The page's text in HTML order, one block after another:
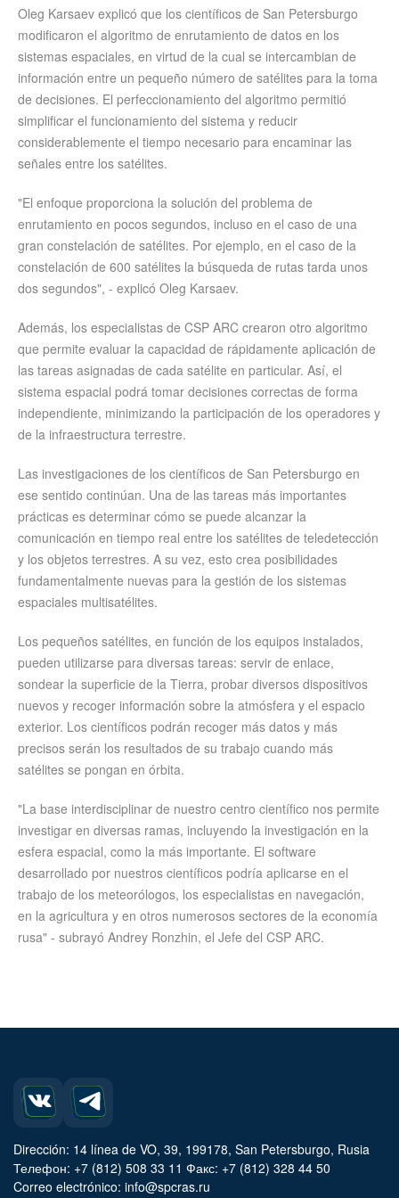
Oleg Karsaev explicó que los científicos de San Petersburgo
modificaron el algoritmo de enrutamiento de datos en los
sistemas espaciales, en virtud de la cual se intercambian de
información entre un pequeño número de satélites para la toma
de decisiones. El perfeccionamiento del algoritmo permitió
simplificar el funcionamiento del sistema y reducir
considerablemente el tiempo necesario para encaminar las
señales entre los satélites.
"El enfoque proporciona la solución del problema de
enrutamiento en pocos segundos, incluso en el caso de una
gran constelación de satélites. Por ejemplo, en el caso de la
constelación de 600 satélites la búsqueda de rutas tarda unos
dos segundos", - explicó Oleg Karsaev.
Además, los especialistas de CSP ARC crearon otro algoritmo
que permite evaluar la capacidad de rápidamente aplicación de
las tareas asignadas de cada satélite en particular. Así, el
sistema espacial podrá tomar decisiones correctas de forma
independiente, minimizando la participación de los operadores y
de la infraestructura terrestre.
Las investigaciones de los científicos de San Petersburgo en
ese sentido continúan. Una de las tareas más importantes
prácticas es determinar cómo se puede alcanzar la
comunicación en tiempo real entre los satélites de teledetección
y los objetos terrestres. A su vez, esto crea posibilidades
fundamentalmente nuevas para la gestión de los sistemas
espaciales multisatélites.
Los pequeños satélites, en función de los equipos instalados,
pueden utilizarse para diversas tareas: servir de enlace,
sondear la superficie de la Tierra, probar diversos dispositivos
nuevos y recoger información sobre la atmósfera y el espacio
exterior. Los científicos podrán recoger más datos y más
precisos serán los resultados de su trabajo cuando más
satélites se pongan en órbita.
"La base interdisciplinar de nuestro centro científico nos permite
investigar en diversas ramas, incluyendo la investigación en la
esfera espacial, como la más importante. El software
desarrollado por nuestros científicos podría aplicarse en el
trabajo de los meteorólogos, los especialistas en navegación,
en la agricultura y en otros numerosos sectores de la economía
rusa" - subrayó Andrey Ronzhin, el Jefe del CSP ARC.
Dirección: 14 línea de VO, 39, 199178, San Petersburgo, Rusia
Телефон: +7 (812) 508 33 11 Факс: +7 (812) 328 44 50
Correo electrónico: info@spcras.ru